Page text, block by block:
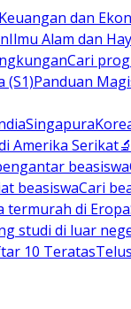
Keuangan dan
Ilmu Alam dan
Cari
(S1)Panduan
Singapura
Amerika Serikat
beasiswa
beasiswaCari
termurah di Eropa
studi di luar
10 Teratas